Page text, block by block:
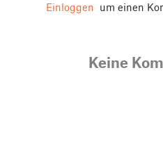
Einloggen um einen
Keine